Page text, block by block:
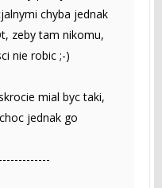
chyba jednak
zeby tam nikomu,
nie robic ;-)
mial byc taki,
jednak go